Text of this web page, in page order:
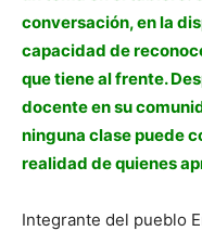
conversación, en la
capacidad de
que tiene al frente.
docente en su
ninguna clase puede
realidad de quienes
Integrante del pueblo